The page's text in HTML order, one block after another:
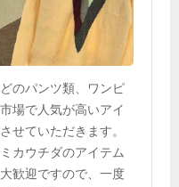
のパンツ類、ワンピ
場で人気が高いアイ
せていただきます。
カウチダのアイテム
歓迎ですので、一度